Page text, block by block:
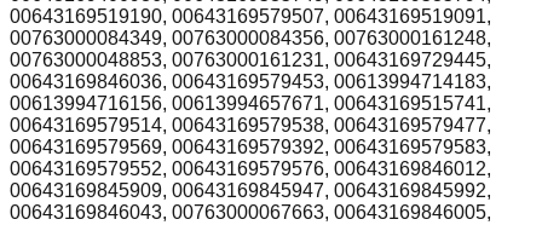
00643169519190, 00643169579507, 00643169519091,
00763000084349, 00763000084356, 00763000161248,
00763000048853, 00763000161231, 00643169729445,
00643169846036, 00643169579453, 00613994714183,
00613994716156, 00613994657671, 00643169515741,
00643169579514, 00643169579538, 00643169579477,
00643169579569, 00643169579392, 00643169579583,
00643169579552, 00643169579576, 00643169846012,
00643169845909, 00643169845947, 00643169845992,
00643169846043, 00763000067663, 00643169846005,